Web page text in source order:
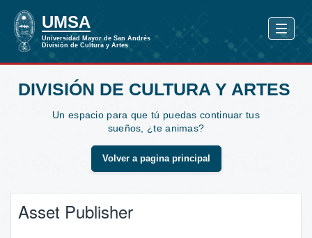
DIVISIÓN DE CULTURA Y ARTES
Un espacio para que tú puedas continuar tus
sueños, ¿te animas?
Volver a pagina principal
Asset Publisher